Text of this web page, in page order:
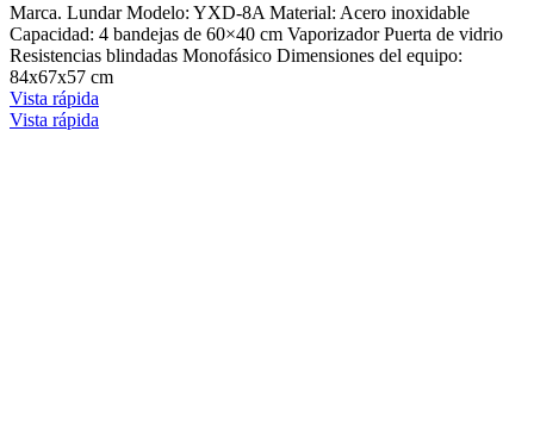
Marca. Lundar Modelo: YXD-8A Material: Acero inoxidable
Capacidad: 4 bandejas de 60×40 cm Vaporizador Puerta de vidrio
Resistencias blindadas Monofásico Dimensiones del equipo:
84x67x57 cm
Vista rápida
Vista rápida